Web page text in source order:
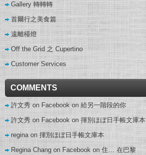
Gallery 轉轉轉
首爾行之美食篇
遠離檯燈
Off the Grid 之 Cupertino
Customer Services
COMMENTS
許文秀 on Facebookon給另一階段的你
許文秀 on Facebookon 揮別ほぼ日手帳文庫本
reginaon揮別ほぼ日手帳文庫本
Regina Chang on Facebookon住… 在巴黎